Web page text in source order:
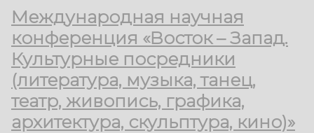
Международная научная
конференция «Восток – Запад.
Культурные посредники
(литература, музыка, танец,
театр, живопись, графика,
архитектура, скульптура, кино)»